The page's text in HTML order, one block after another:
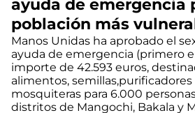
ayuda de emergencia
población más
Manos Unidas ha aprobado el
ayuda de emergencia (primero
importe de 42.593 euros,
alimentos,
mosquiteras para 6.000
distritos de Mangochi, Bakala y